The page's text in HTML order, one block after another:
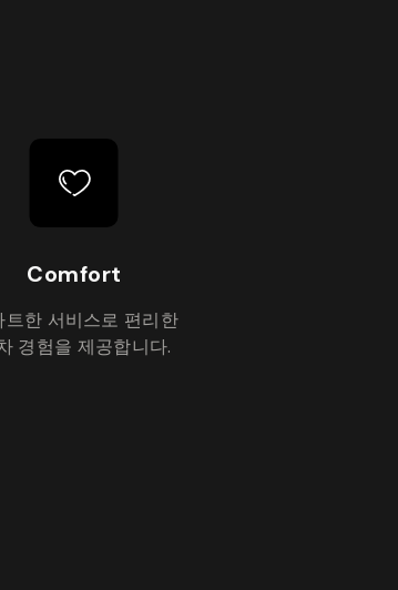
Comfort
트한 서비스로 편리한
경험을 제공합니다.